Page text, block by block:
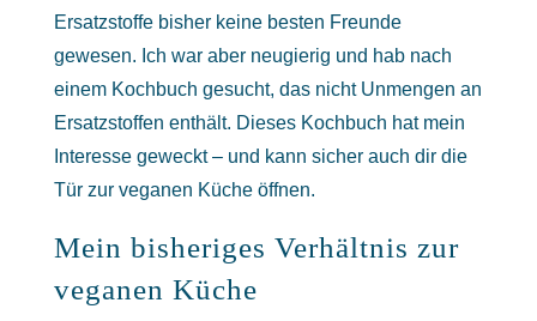
Ersatzstoffe bisher keine besten Freunde
gewesen. Ich war aber neugierig und hab nach
einem Kochbuch gesucht, das nicht Unmengen an
Ersatzstoffen enthält. Dieses Kochbuch hat mein
Interesse geweckt – und kann sicher auch dir die
Tür zur veganen Küche öffnen.
Mein bisheriges Verhältnis zur
veganen Küche